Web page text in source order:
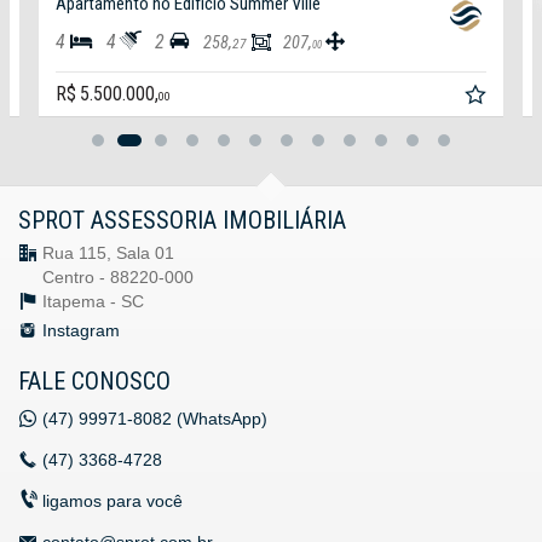
2 258, 27 207,00
00 R$
SPROT ASSESSORIA IMOBILIÁRIA
Rua 115, Sala 01
Centro - 88220-000
Itapema - SC
Instagram
FALE CONOSCO
(47) 99971-8082 (WhatsApp)
(47) 3368-4728
ligamos para você